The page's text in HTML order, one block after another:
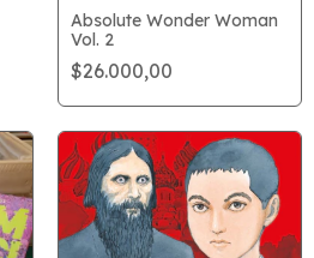
Absolute Wonder Woman
Vol. 2
$26.000,00